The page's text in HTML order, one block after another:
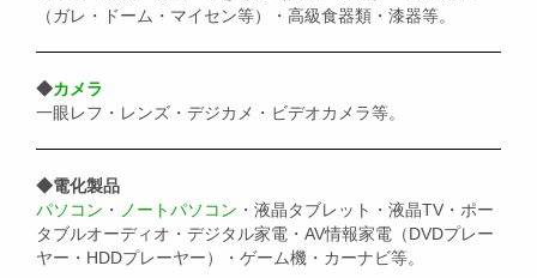
（ガレ・ドーム・マイセン等）・高級食器類・漆器等。
◆カメラ
一眼レフ・レンズ・デジカメ・ビデオカメラ等。
◆電化製品
パソコン ・ ノートパソコン ・液晶タブレット・液晶TV・ポー
タブルオーディオ・デジタル家電・AV情報家電（DVDプレー
ヤー・HDDプレーヤー）・ゲーム機・カーナビ等。